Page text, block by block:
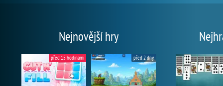
Nejnovější hry
před 15 hodinami před 2 dny